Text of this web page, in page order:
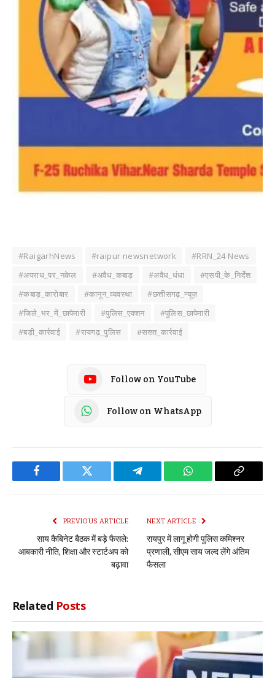
#RaigarhNews #raipur newsnetwork
#RRN_24 News
#अपराध_पर_नकेल
#अवैध_कबाड़ #अवैध_धंधा
#एसपी_के_निर्देश
#कबाड़_कारोबार
#कानून_व्यवस्था
#छत्तीसगढ़_न्यूज़
#जिले_भर_में_छापेमारी
#पुलिस_एक्शन
#पुलिस_छापेमारी
#बड़ी_कार्रवाई
#रायगढ़_पुलिस #सख्त_कार्रवाई
Follow on YouTube
Follow on WhatsApp
Facebook Twitter Telegram WhatsApp Copy
PREVIOUS ARTICLE
साय कैबिनेट बैठक में बड़े फैसले:
आबकारी नीति, शिक्षा और स्टार्टअप को
बढ़ावा
NEXT ARTICLE
रायपुर में लागू होगी पुलिस कमिश्नर
प्रणाली, सीएम साय जल्द लेंगे अंतिम
फैसला
Related Posts